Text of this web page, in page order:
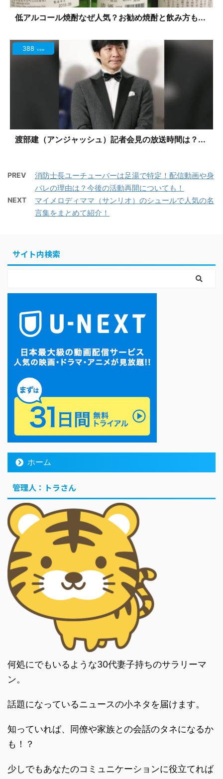
低アルコール焼酎なぜ人気？お勧め焼酎と飲み方も...
388 view
渡部建（アンジャッシュ）記者会見の放送時間は？...
PREV
消防士長ユーチューバーは足湯で特定！配信動画や身
バレの理由は？今後の活動再開についても！
NEXT
マイメロディママ（サンリオ）のシュールで人気の名
言集をまとめて紹介！
サイト内検索
ホーム
管理人：トラさん
何処にでもいるような30代妻子持ちのサラリーマ
ン。
話題になっているニュースの小ネタを届けます。
知っていれば、同僚や家族との会話のタネになるか
も！？
少しでもあなたのコミュニケーションに役立てれば